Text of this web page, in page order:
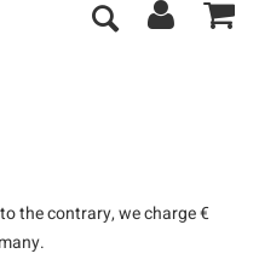
the contrary, we charge €